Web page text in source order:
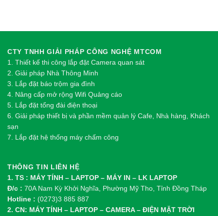
CTY TNHH GIẢI PHÁP CÔNG NGHỆ MTCOM
1. Thiết kế thi công lắp đặt Camera quan sát
2. Giải pháp Nhà Thông Minh
3. Lắp đặt báo trộm gia đình
4. Nâng cấp mở rộng Wifi Quảng cáo
5. Lắp đặt tổng đài điện thoại
6. Giải pháp thiết bị và phần mềm quản lý Cafe, Nhà hàng, Khách
sạn
7. Lắp đặt hệ thống máy chấm công
THÔNG TIN LIÊN HỆ
1. TS : MÁY TÍNH – LAPTOP – MÁY IN – LK LAPTOP
Đ/c : 70A Nam Kỳ Khởi Nghĩa, Phường Mỹ Tho, Tỉnh Đồng Tháp
Hotline : (0273)3 885 887
2. CN: MÁY TÍNH – LAPTOP – CAMERA – ĐIỆN MẶT TRỜI